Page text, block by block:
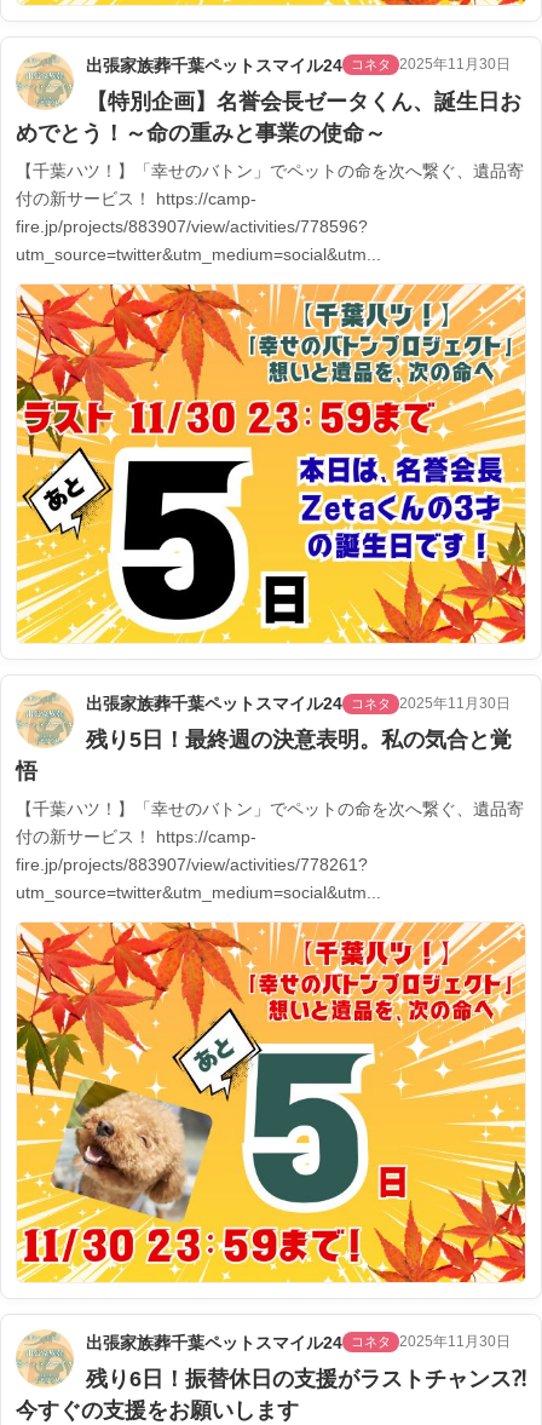
出張家族葬千葉ペットスマイル24 コネタ 2025年11月30日
【特別企画】名誉会長ゼータくん、誕生日お
めでとう！～命の重みと事業の使命～
【千葉ハツ！】「幸せのバトン」でペットの命を次へ繋ぐ、遺品寄
付の新サービス！ https://camp-
fire.jp/projects/883907/view/activities/778596?
utm_source=twitter&utm_medium=social&utm...
出張家族葬千葉ペットスマイル24 コネタ 2025年11月30日
残り5日！最終週の決意表明。私の気合と覚
悟
【千葉ハツ！】「幸せのバトン」でペットの命を次へ繋ぐ、遺品寄
付の新サービス！ https://camp-
fire.jp/projects/883907/view/activities/778261?
utm_source=twitter&utm_medium=social&utm...
出張家族葬千葉ペットスマイル24 コネタ 2025年11月30日
残り6日！振替休日の支援がラストチャンス⁈
今すぐの支援をお願いします